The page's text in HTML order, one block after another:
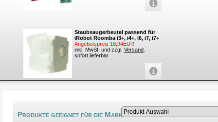
Staubsaugerbeutel passend für
iRobot Roomba i3+, i4+, i6, i7, i7+
Angebotspreis 18,94EUR
inkl. MwSt. und zzgl. Versand
sofort lieferbar
Produkte geeignet für die Marke Variolux®